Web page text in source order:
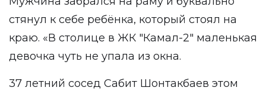
стянул к себе ребёнка, который стоял на
краю. «В столице в ЖК "Камал-2" маленькая
девочка чуть не упала из окна.
37 летний сосед Сабит Шонтакбаев этом